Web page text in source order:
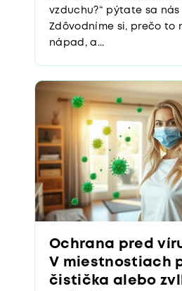
vzduchu?“ pýtate sa
Zdôvodníme si, prečo to
nápad, a...
Ochrana pred
V miestnostiach
čistička alebo